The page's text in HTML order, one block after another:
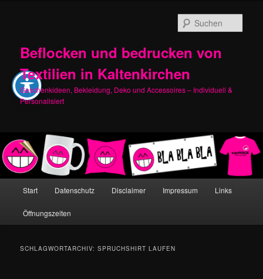
Beflocken und bedrucken von
Textilien in Kaltenkirchen
Geschenkideen, Bekleidung, Deko und Accessoires – Individuell &
Personalisiert
Start Datenschutz Disclaimer Impressum Links
Öffnungszeiten
SCHLAGWORTARCHIV:SPRUCHSHIRT LAUFEN